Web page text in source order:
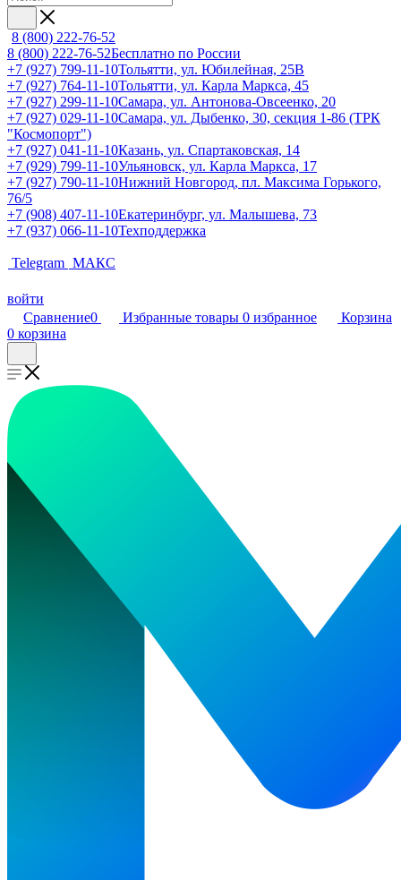
8 (800) 222-76-52
8 (800) 222-76-52Бесплатно по России
+7 (927) 799-11-10Тольятти, ул. Юбилейная, 25В
+7 (927) 764-11-10Тольятти, ул. Карла Маркса, 45
+7 (927) 299-11-10Самара, ул. Антонова-Овсеенко, 20
+7 (927) 029-11-10Самара, ул. Дыбенко, 30, секция 1-86 (ТРК
"Космопорт")
+7 (927) 041-11-10Казань, ул. Спартаковская, 14
+7 (929) 799-11-10Ульяновск, ул. Карла Маркса, 17
+7 (927) 790-11-10Нижний Новгород, пл. Максима Горького,
76/5
+7 (908) 407-11-10Екатеринбург, ул. Малышева, 73
+7 (937) 066-11-10Техподдержка
Telegram МАКС
войти
Сравнение0 Избранные товары 0 избранное
Корзина
0 корзина